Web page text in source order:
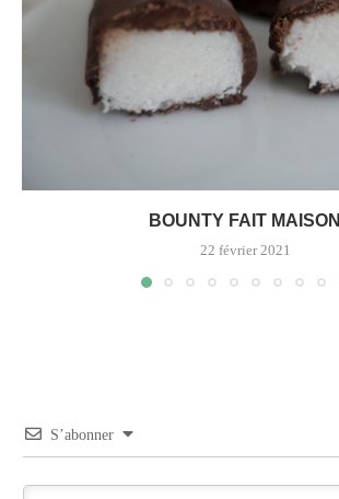
BOUNTY FAIT MAISON
22 février 2021
S’abonner